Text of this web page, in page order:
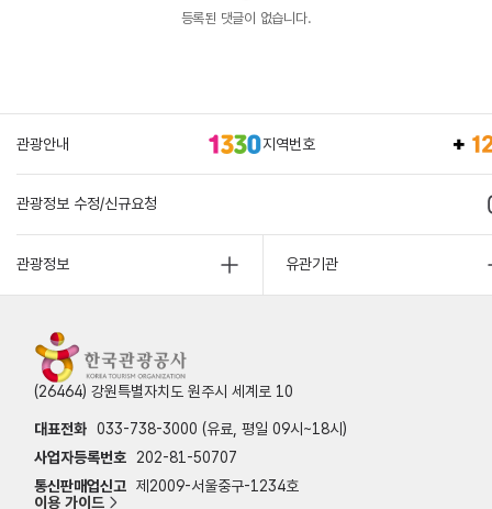
등록된 댓글이 없습니다.
관광안내 지역번호
관광정보 수정/신규요청
관광정보 유관기관
(26464) 강원특별자치도 원주시 세계로 10
대표전화 033-738-3000 (유료, 평일 09시~18시)
사업자등록번호
202-81-50707
통신판매업신고 제2009-서울중구-1234호
이용 가이드